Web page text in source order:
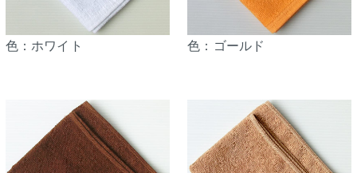
色：ホワイト 色：ゴールド